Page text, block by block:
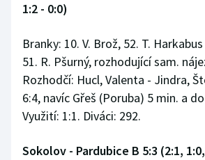
1:2 - 0:0)
Branky: 10. V. Brož, 52. T.
51. R. Pšurný, rozhodující sam.
Rozhodčí: Hucl, Valenta - Jindra,
6:4, navíc Gřeš (Poruba) 5 min. a
Využití: 1:1. Diváci: 292.
Sokolov - Pardubice B 5:3 (2:1,